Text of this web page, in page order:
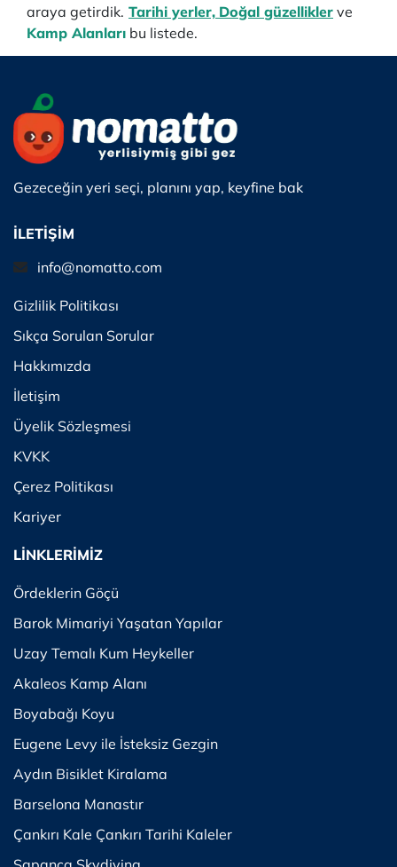
araya getirdik. Tarihi yerler, Doğal güzellikler ve
Kamp Alanları bu listede.
Gezeceğin yeri seçi, planını yap, keyfine bak
İLETİŞİM
info@nomatto.com
Gizlilik Politikası
Sıkça Sorulan Sorular
Hakkımızda
İletişim
Üyelik Sözleşmesi
KVKK
Çerez Politikası
Kariyer
LİNKLERİMİZ
Ördeklerin Göçü
Barok Mimariyi Yaşatan Yapılar
Uzay Temalı Kum Heykeller
Akaleos Kamp Alanı
Boyabağı Koyu
Eugene Levy ile İsteksiz Gezgin
Aydın Bisiklet Kiralama
Barselona Manastır
Çankırı Kale Çankırı Tarihi Kaleler